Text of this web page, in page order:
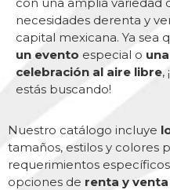
necesidades derenta y
capital mexicana. Ya sea
un evento especial o
celebración al aire libre,
estás buscando!
Nuestro catálogo incluye
tamaños, estilos y colores
requerimientos
opciones de renta y venta